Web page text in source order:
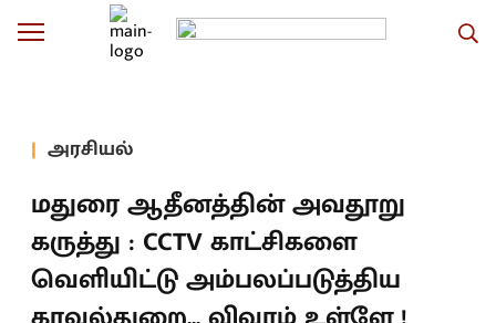
அரசியல்
மதுரை ஆதீனத்தின் அவதூறு
கருத்து : CCTV காட்சிகளை
வெளியிட்டு அம்பலப்படுத்திய